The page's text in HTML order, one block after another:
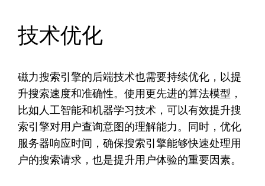
技术优化
磁力搜索引擎的后端技术也需要持续优化，以提
升搜索速度和准确性。使用更先进的算法模型，
比如人工智能和机器学习技术，可以有效提升搜
索引擎对用户查询意图的理解能力。同时，优化
服务器响应时间，确保搜索引擎能够快速处理用
户的搜索请求，也是提升用户体验的重要因素。